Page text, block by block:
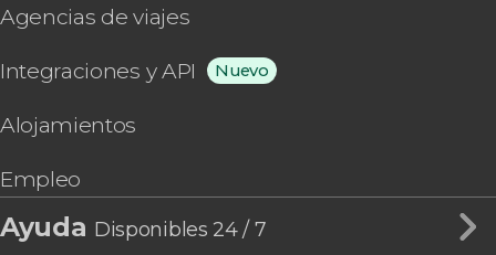
Agencias de viajes
Integraciones y API Nuevo
Alojamientos
Empleo
Ayuda Disponibles 24 / 7